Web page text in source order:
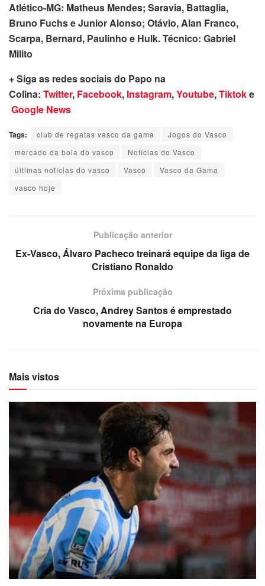
Atlético-MG: Matheus Mendes; Saravia, Battaglia,
Bruno Fuchs e Junior Alonso; Otávio, Alan Franco,
Scarpa, Bernard, Paulinho e Hulk. Técnico: Gabriel
Milito
+ Siga as redes sociais do Papo na
Colina: Twitter, Facebook, Instagram,Youtube,Tiktoke
Google News
Tags: club de regatas vasco da gama
Jogos do Vasco
mercado da bola do vasco
Notícias do Vasco
últimas notícias do vasco
Vasco
Vasco da Gama
vasco hoje
Publicação anterior
Ex-Vasco, Álvaro Pacheco treinará equipe da liga de
Cristiano Ronaldo
Próxima publicação
Cria do Vasco, Andrey Santos é emprestado
novamente na Europa
Mais vistos